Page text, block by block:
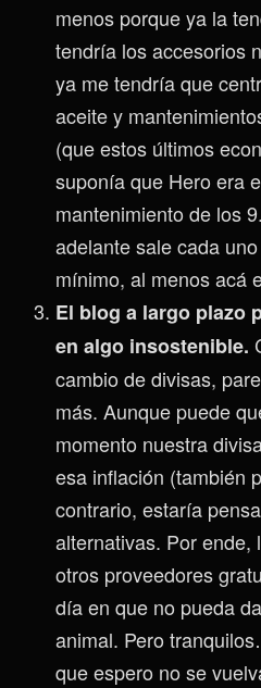
menos porque ya la
tendría los accesorios
ya me tendría que
aceite y
(que estos últimos
suponía que Hero era
mantenimiento de los
adelante sale cada
mínimo, al menos acá
El blog a largo plazo
en algo insostenible.
cambio de divisas,
más. Aunque puede
momento nuestra
esa inflación (también
contrario, estaría
alternativas. Por ende,
otros proveedores
día en que no pueda
animal. Pero
que espero no se